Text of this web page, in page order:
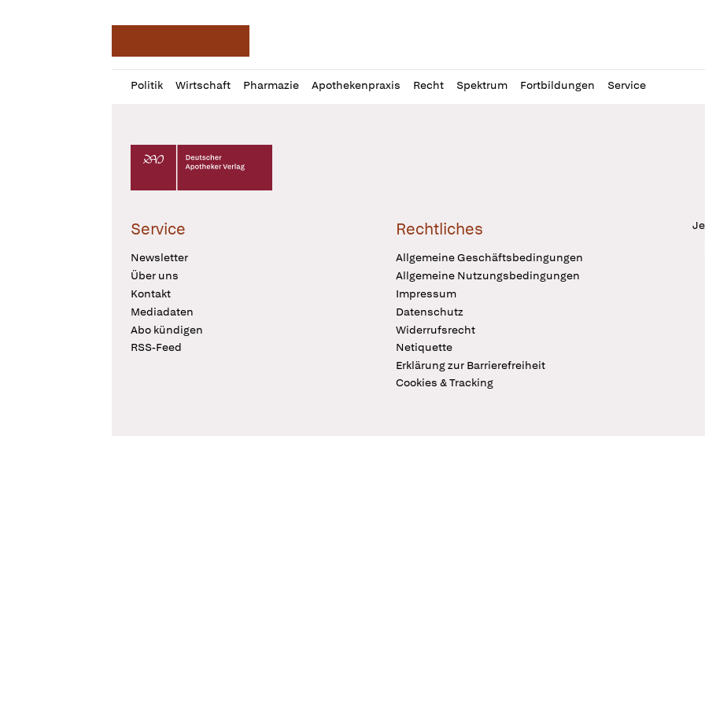
Politik Wirtschaft Pharmazie Apothekenpraxis Recht Spektrum Fortbildungen Service
Profil
öffnen
Daz
Pur
Deutscher Apotheker Verlag Logo
Service
Newsletter
Über uns
Kontakt
Mediadaten
Abo kündigen
RSS-Feed
Rechtliches
Allgemeine Geschäftsbedingungen
Allgemeine Nutzungsbedingungen
Impressum
Datenschutz
Widerrufsrecht
Netiquette
Erklärung zur Barrierefreiheit
Cookies & Tracking